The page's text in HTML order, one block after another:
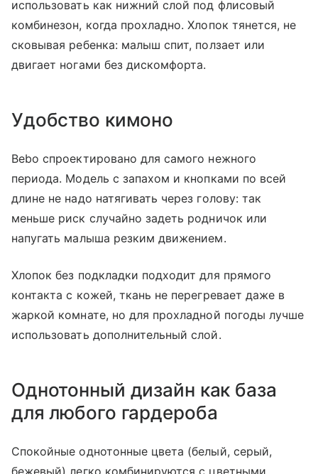
использовать как нижний слой под флисовый
комбинезон, когда прохладно. Хлопок тянется, не
сковывая ребенка: малыш спит, ползает или
двигает ногами без дискомфорта.
Удобство кимоно
Bebo спроектировано для самого нежного
периода. Модель с запахом и кнопками по всей
длине не надо натягивать через голову: так
меньше риск случайно задеть родничок или
напугать малыша резким движением.
Хлопок без подкладки подходит для прямого
контакта с кожей, ткань не перегревает даже в
жаркой комнате, но для прохладной погоды лучше
использовать дополнительный слой.
Однотонный дизайн как база
для любого гардероба
Спокойные однотонные цвета (белый, серый,